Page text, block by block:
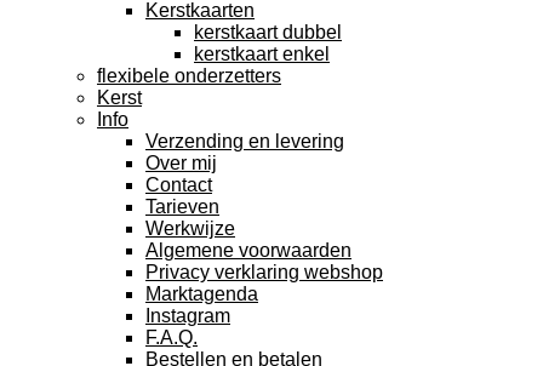
Kerstkaarten
kerstkaart dubbel
kerstkaart enkel
flexibele onderzetters
Kerst
Info
Verzending en levering
Over mij
Contact
Tarieven
Werkwijze
Algemene voorwaarden
Privacy verklaring webshop
Marktagenda
Instagram
F.A.Q.
Bestellen en betalen